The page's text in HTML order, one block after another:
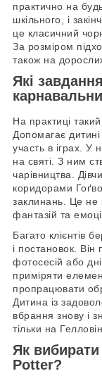
практично на
шкільного, і
це класичний
За розміром
також на
Які
На практиці
Допомагає
участь в іграх. У
на святі. З ним
чарівництва.
коридорами
заклинань. Це не
фантазій та
Багато клієнтів
і постановок. Він
фотосесій або
приміряти
пропрацювати
Дитина із
вбрання знову і
тільки на
Як вибирати
Potter?